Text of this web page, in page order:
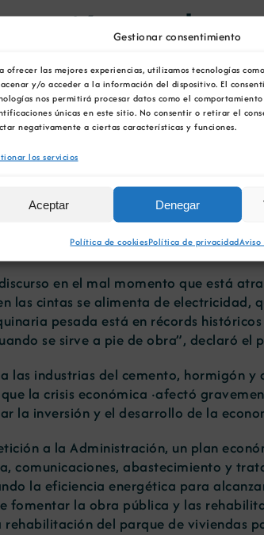
Gestionar consentimiento
ofrecer las mejores experiencias, utilizamos tecnologías
y/o acceder a la información del dispositivo. El
nos permitirá procesar datos como el
únicas en este sitio. No consentir o retirar el
negativamente a ciertas características y funciones.
los servicios
Aceptar Denegar
Política de cookiesPolítica de privacidad
en obra
las cifras de actividad del sector
aumentó su producción en un 4%
todo en cuanto al consumo de este
toneladas por habitante, mientras
en el mal momento que está
las cintas se alimenta de electricidad,
pesada está en récords
se sirve a pie de obra”, declaró el
las industrias del cemento, hormigón
la crisis económica ·afectó
la inversión y el desarrollo de la
a la Administración, un plan
comunicaciones, abastecimiento y
la eficiencia energética para
fomentar la obra pública y las
del parque de viviendas